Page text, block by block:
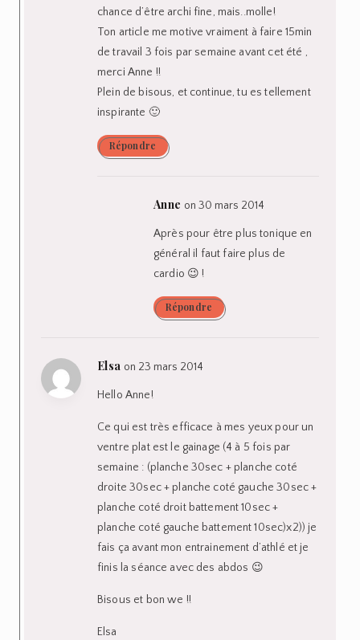
chance d’être archi fine, mais..molle!
Ton article me motive vraiment à faire 15min
de travail 3 fois par semaine avant cet été ,
merci Anne !!
Plein de bisous, et continue, tu es tellement
inspirante 🙂
Répondre
Anne on 30 mars 2014
Après pour être plus tonique en
général il faut faire plus de
cardio 😉 !
Répondre
Elsa on 23 mars 2014
Hello Anne!
Ce qui est très efficace à mes yeux pour un
ventre plat est le gainage (4 à 5 fois par
semaine : (planche 30sec + planche coté
droite 30sec + planche coté gauche 30sec +
planche coté droit battement 10sec +
planche coté gauche battement 10sec)x2)) je
fais ça avant mon entrainement d’athlé et je
finis la séance avec des abdos 😉
Bisous et bon we !!
Elsa